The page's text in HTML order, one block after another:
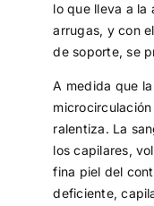
lo que lleva a la
arrugas, y con
de soporte, se
A medida que
ralentiza. La
los capilares,
fina piel del
deficiente,